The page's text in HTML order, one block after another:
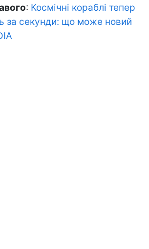
: Космічні кораблі тепер
за секунди: що може новий